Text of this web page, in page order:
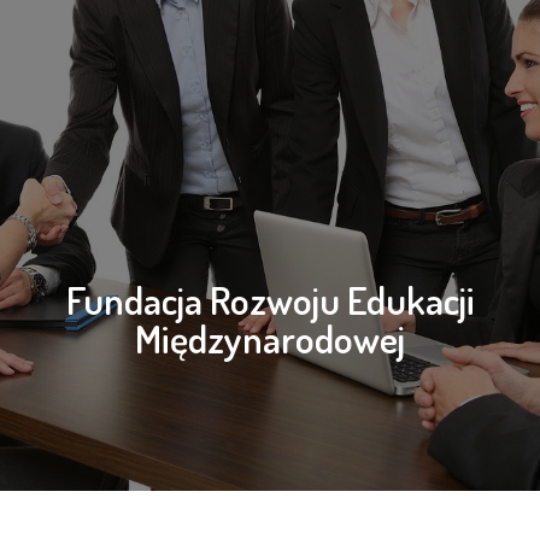
Fundacja Rozwoju Edukacji
Międzynarodowej